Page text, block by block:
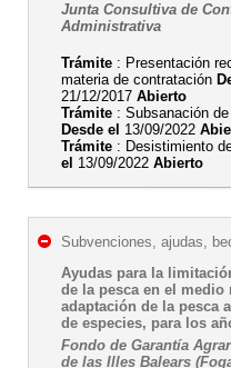
Junta Consultiva de
Administrativa
Trámite : Presentación
materia de contratación
21/12/2017 Abierto
Trámite : Subsanación
Desde el 13/09/2022
Trámite : Desistimiento
el 13/09/2022 Abierto
Subvenciones, ajudas,
Ayudas para la
de la pesca en el medio
adaptación de la pesca
de especies, para los
Fondo de Garantía
de las Illes Balears